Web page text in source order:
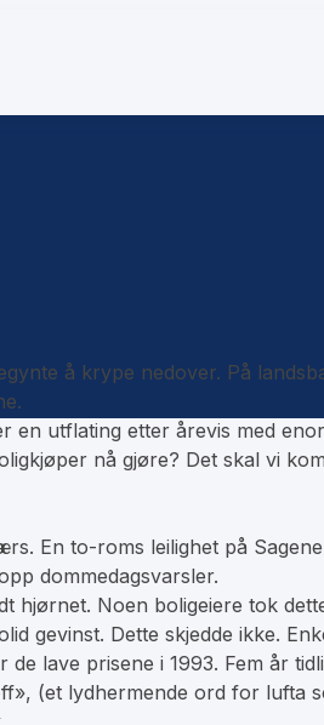
å krype nedover. På
en utflating etter årevis med
nå gjøre? Det skal vi
En to-roms leilighet på
dommedagsvarsler.
Noen boligeiere tok
gevinst. Dette skjedde ikke.
lave prisene i 1993. Fem år
(et lydhermende ord for